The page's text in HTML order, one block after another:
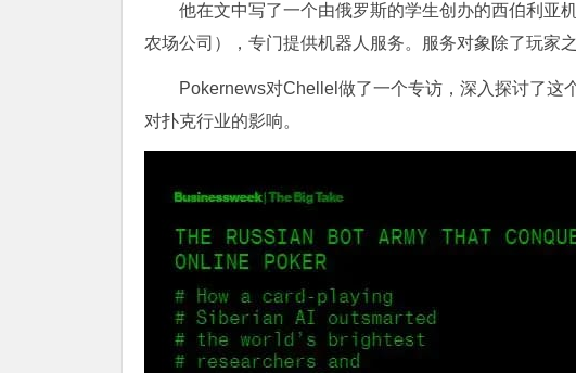
他在文中写了一个由俄罗斯的学生创办的西伯利亚
农场公司），专门提供机器人服务。服务对象除了玩家
Pokernews对Chellel做了一个专访，深入探讨了
对扑克行业的影响。